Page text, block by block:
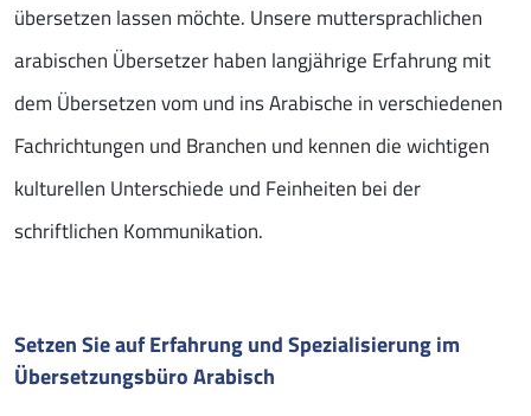
übersetzen lassen möchte. Unsere muttersprachlichen
arabischen Übersetzer haben langjährige Erfahrung mit
dem Übersetzen vom und ins Arabische in verschiedenen
Fachrichtungen und Branchen und kennen die wichtigen
kulturellen Unterschiede und Feinheiten bei der
schriftlichen Kommunikation.
Setzen Sie auf Erfahrung und Spezialisierung im
Übersetzungsbüro Arabisch